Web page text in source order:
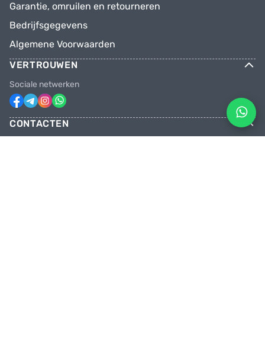
Garantie, omruilen en retourneren
Bedrijfsgegevens
Algemene Voorwaarden
VERTROUWEN
Sociale netwerken
CONTACTEN